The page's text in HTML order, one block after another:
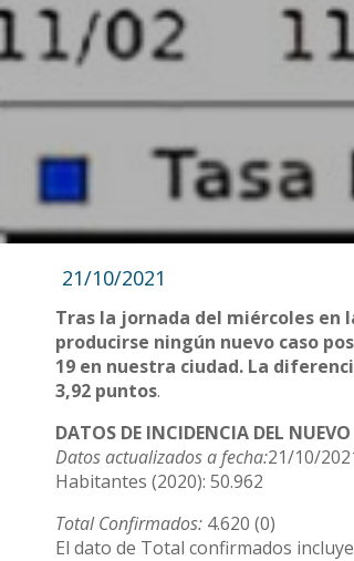
21/10/2021
Tras la jornada del miércoles en
producirse ningún nuevo caso
19 en nuestra ciudad. La
3,92 puntos.
DATOS DE INCIDENCIA DEL
Datos actualizados a fecha:21/10/
Habitantes (2020): 50.962
Total Confirmados: 4.620 (0)
El dato de Total confirmados